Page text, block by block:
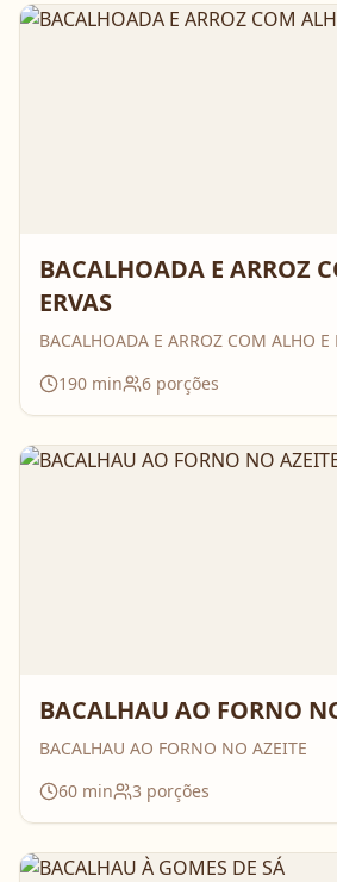
BACALHOADA E ARROZ
ERVAS
BACALHOADA E ARROZ COM ALHO E
190 min 6 porções
BACALHAU AO FORNO
BACALHAU AO FORNO NO AZEITE
60 min 3 porções